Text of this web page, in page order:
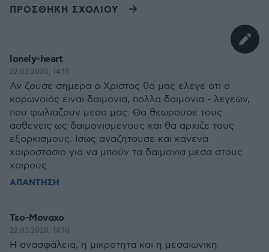
ΠΡΟΣΘΗΚΗ ΣΧΟΛΙΟΥ
lonely-heart
22.03.2020, 14:13
Αν ζουσε σημερα ο Χριστος θα μας ελεγε οτι ο
κορωνοϊός ειναι δαιμονια, πολλα δαιμονια - λεγεών,
που φωλιαζουν μεσα μας. Θα θεωρουσε τους
ασθενεις ως δαιμονισμενους και θα αρχιζε τους
εξορκισμους. Ισως αναζητουσε και κανενα
χοιροστασιο για να μπούν τα δαιμονια μεσα στους
χοιρους.
ΑΠΑΝΤΗΣΗ
Τεο-Μοναχο
22.03.2020, 14:10
Η ανασφάλεια, η μικροτητα και η μεσαιωνικη